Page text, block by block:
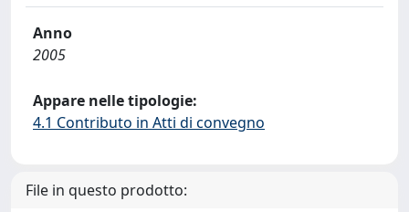
Anno
2005
Appare nelle tipologie:
4.1 Contributo in Atti di convegno
File in questo prodotto: